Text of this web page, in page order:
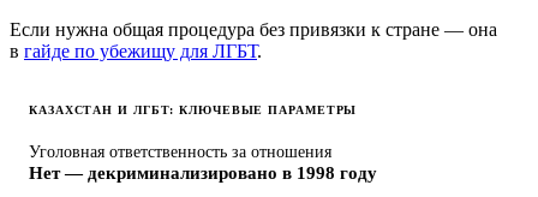
Если нужна общая процедура без привязки к стране — она
в гайде по убежищу для ЛГБТ.
КАЗАХСТАН И ЛГБТ: КЛЮЧЕВЫЕ ПАРАМЕТРЫ
Уголовная ответственность за отношения
Нет — декриминализировано в 1998 году